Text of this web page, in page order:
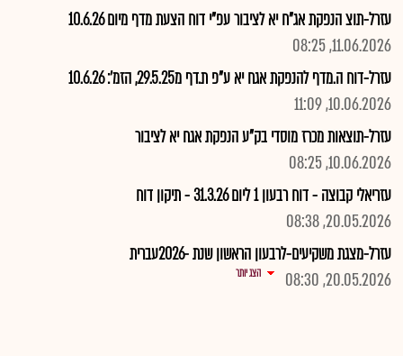
עזרל-תוצ הנפקת אג"ח יא לציבור עפ"י דוח הצעת מדף מיום 10.6.26
11.06.2026, 08:25
עזרל-דוח ה.מדף להנפקת אגח יא ע"פ ת.דף מ29.5.25, הזמ': 10.6.26
10.06.2026, 11:09
עזרל-תוצאות מכרז מוסדי בק"ע הנפקת אגח יא לציבור
10.06.2026, 08:25
עזריאלי קבוצה - דוח רבעון 1 ליום 31.3.26 - תיקון דוח
20.05.2026, 08:38
עזרל-מצגת משקיעים-לרבעון הראשון שנת -2026עברית
20.05.2026, 08:30
הצג יותר